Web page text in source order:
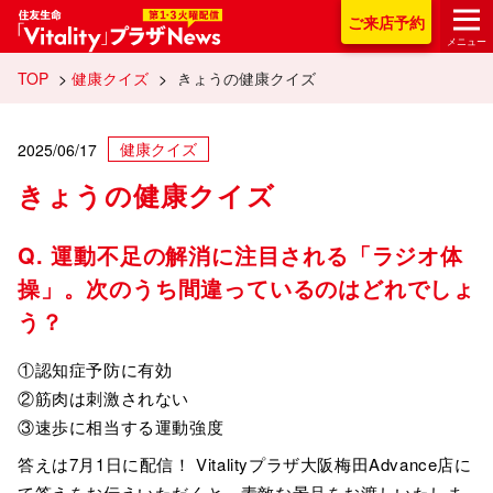
住友生命「Vitality
ご来店予約
メニュー
TOP > 健康クイズ > きょうの健康クイズ
2025/06/17 健康クイズ
きょうの健康クイズ
Q. 運動不足の解消に注目される「ラジオ体
操」。次のうち間違っているのはどれでしょ
う？
①認知症予防に有効
②筋肉は刺激されない
③速歩に相当する運動強度
答えは7月1日に配信！ Vitalityプラザ大阪梅田Advance店に